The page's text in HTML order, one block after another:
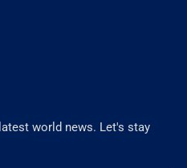
world news. Let's stay